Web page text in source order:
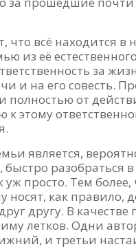
что всё находится
из её
за
и на его совесть.
полностью от
к этому
является,
быстро
уж просто. Тем
носят, как
другу. В
летков. Одни
и третьи